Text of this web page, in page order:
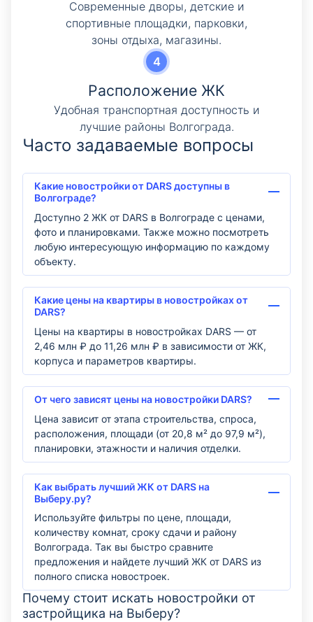
Современные дворы, детские и
спортивные площадки, парковки,
зоны отдыха, магазины.
Расположение ЖК
Удобная транспортная доступность и
лучшие районы Волгограда.
Часто задаваемые вопросы
Какие новостройки от DARS доступны в
Волгограде?
Доступно 2 ЖК от DARS в Волгограде с ценами,
фото и планировками. Также можно посмотреть
любую интересующую информацию по каждому
объекту.
Какие цены на квартиры в новостройках от
DARS?
Цены на квартиры в новостройках DARS — от
2,46 млн ₽ до 11,26 млн ₽ в зависимости от ЖК,
корпуса и параметров квартиры.
От чего зависят цены на новостройки DARS?
Цена зависит от этапа строительства, спроса,
расположения, площади (от 20,8 м² до 97,9 м²),
планировки, этажности и наличия отделки.
Как выбрать лучший ЖК от DARS на
Выберу.ру?
Используйте фильтры по цене, площади,
количеству комнат, сроку сдачи и району
Волгограда. Так вы быстро сравните
предложения и найдете лучший ЖК от DARS из
полного списка новостроек.
Почему стоит искать новостройки от
застройщика на Выберу?